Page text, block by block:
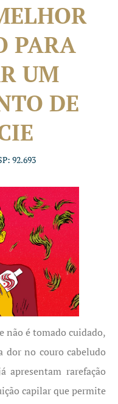
PARA
UM
DE
92.693
não é tomado cuidado,
dor no couro cabeludo
apresentam rarefação
capilar que permite